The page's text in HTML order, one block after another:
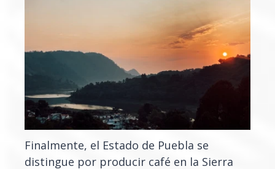
Finalmente, el Estado de Puebla se
distingue por producir café en la Sierra